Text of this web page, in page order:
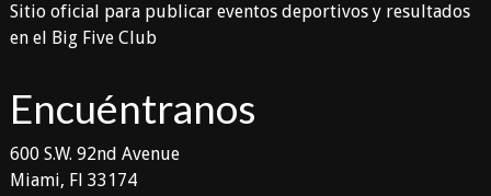
Sitio oficial para publicar eventos deportivos y resultados
en el Big Five Club
Encuéntranos
600 S.W. 92nd Avenue
Miami, Fl 33174